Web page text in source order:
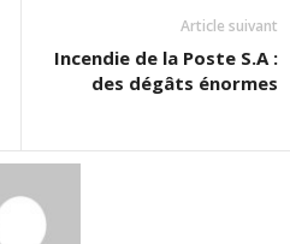
Article suivant
Incendie de la Poste S.A :
des dégâts énormes